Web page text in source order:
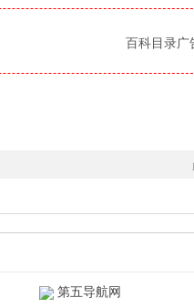
百科目录
第五导航网